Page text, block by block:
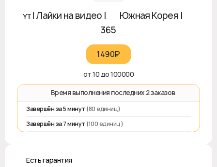
ʏᴛ | Лайки на видео | 🇰🇷 Южная Корея | ♻
365
1490₽‎
от 10 до 100000
⏱️ Время выполнения последних 2 заказов
Завершён за 5 минут (80 единиц)
Завершён за 7 минут (100 единиц)
♻️ Есть гарантия